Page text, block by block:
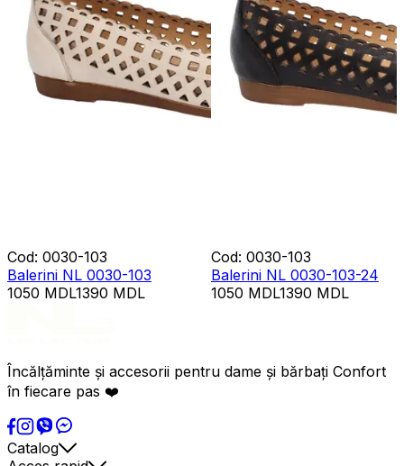
Cod: 0030-103
Balerini NL 0030-103
1050 MDL1390 MDL
Cod: 0030-103
Balerini NL 0030-103-24
1050 MDL1390 MDL
Încălțăminte și accesorii pentru dame și bărbați Confort
în fiecare pas ❤️
Catalog